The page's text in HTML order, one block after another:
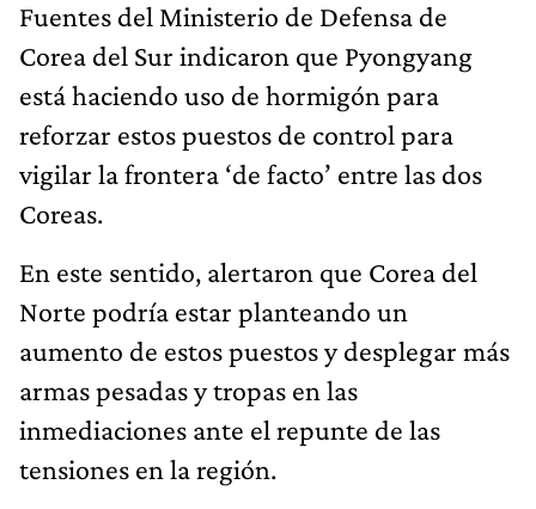
Fuentes del Ministerio de Defensa de
Corea del Sur indicaron que Pyongyang
está haciendo uso de hormigón para
reforzar estos puestos de control para
vigilar la frontera ‘de facto’ entre las dos
Coreas.
En este sentido, alertaron que Corea del
Norte podría estar planteando un
aumento de estos puestos y desplegar más
armas pesadas y tropas en las
inmediaciones ante el repunte de las
tensiones en la región.